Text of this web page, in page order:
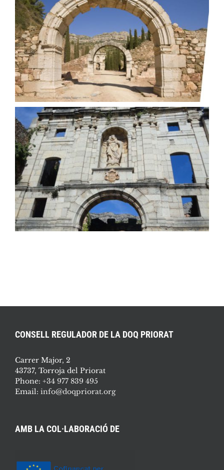
CONSELL REGULADOR DE LA DOQ PRIORAT
Carrer Major, 2
43737, Torroja del Priorat
Phone: +34 977 839 495
Email: info@doqpriorat.org
AMB LA COL·LABORACIÓ DE